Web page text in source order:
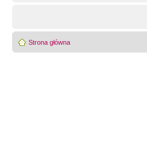
Strona główna